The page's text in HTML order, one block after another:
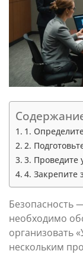
1.
2.
3. Проведите
4. Закрепите
Безопасность
необходимо
организовать
нескольким